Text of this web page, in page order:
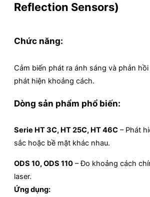
Reflection Sensors)
Chức năng:
Cảm biến phát ra ánh sáng và phản
phát hiện khoảng cách.
Dòng sản phẩm phổ biến:
Serie HT 3C, HT 25C, HT 46C – Phát
sắc hoặc bề mặt khác nhau.
ODS 10, ODS 110 – Đo khoảng cách
laser.
Ứng dụng: